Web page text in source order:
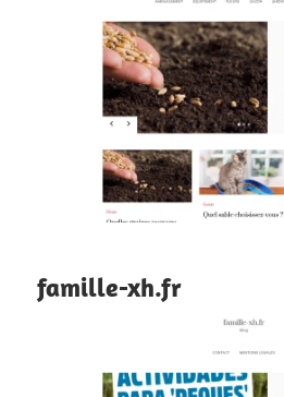
famille-xh.fr